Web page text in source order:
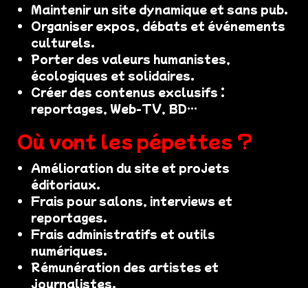
Maintenir un site dynamique et sans pub.
Organiser expos, débats et événements
culturels.
Porter des valeurs humanistes,
écologiques et solidaires.
Créer des contenus exclusifs :
reportages, Web-TV, BD…
Où vont les pépettes ?
Amélioration du site et projets
éditoriaux.
Frais pour salons, interviews et
reportages.
Frais administratifs et outils
numériques.
Rémunération des artistes et
journalistes.